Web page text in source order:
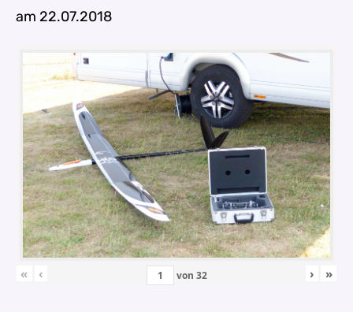
am 22.07.2018
« ‹ von 32 › »